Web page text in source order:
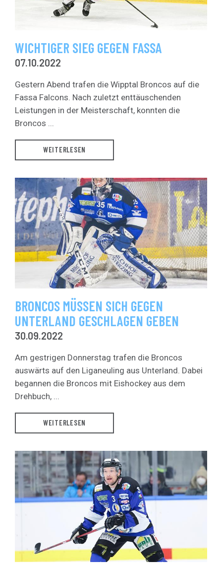
WICHTIGER SIEG GEGEN FASSA
07.10.2022
Gestern Abend trafen die Wipptal Broncos auf die
Fassa Falcons. Nach zuletzt enttäuschenden
Leistungen in der Meisterschaft, konnten die
Broncos ...
WEITERLESEN
BRONCOS MÜSSEN SICH GEGEN
UNTERLAND GESCHLAGEN GEBEN
30.09.2022
Am gestrigen Donnerstag trafen die Broncos
auswärts auf den Liganeuling aus Unterland. Dabei
begannen die Broncos mit Eishockey aus dem
Drehbuch, ...
WEITERLESEN